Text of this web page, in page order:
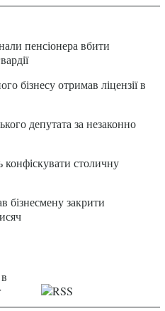
пенсіонера вбити
бізнесу отримав ліцензії в
депутата за незаконно
конфіскувати столичну
бізнесмену закрити